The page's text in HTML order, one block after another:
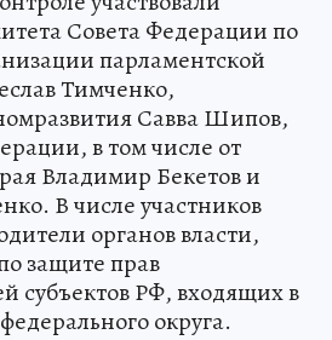
Совета Федерации по
парламентской
Тимченко,
Савва Шипов,
в том числе от
Владимир Бекетов и
В числе участников
органов власти,
защите прав
субъектов РФ, входящих в
округа.